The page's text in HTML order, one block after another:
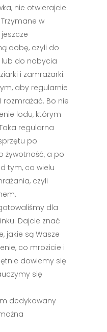
nie otwierajcie
w
dobę, czyli do
lub do nabycia
i zamrażarki.
aby regularnie
rozmrażać. Bo nie
lodu, którym
regularna
po
żywotność, a po
tym, co wielu
czyli
dla
Dajcie znać
jakie są Wasze
co mrozicie i
dowiemy się
się
dedykowany